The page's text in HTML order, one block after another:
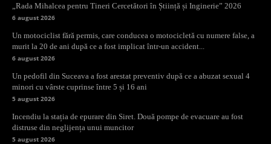
„Rada Mihalcea pentru Tineri Cercetători în Știință și Inginerie” 2026
6 august 2026
Un motociclist fără permis, care conducea o motocicletă cu numere false, a
murit la 20 de ani după ce a fost implicat într-un accident...
6 august 2026
Un pedofil din Suceava a fost arestat preventiv după ce a abuzat sexual 4
minori cu vârste cuprinse între 5 și 16 ani
5 august 2026
Incendiu la stația de epurare din Siret. Două pompe de evacuare au fost
distruse din neglijența unui muncitor
5 august 2026